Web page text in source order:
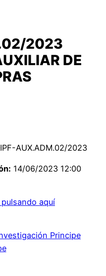
2023
DE
AUX.ADM.02/2023
14/06/2023 12:00
aquí
Principe